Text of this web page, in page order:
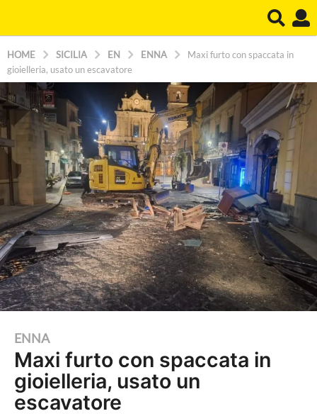
HOME SICILIA EN ENNA
Maxi furto con spaccata in
gioielleria, usato un escavatore
1
a
n
n
ENNA
Maxi furto con spaccata in
gioielleria, usato un
escavatore